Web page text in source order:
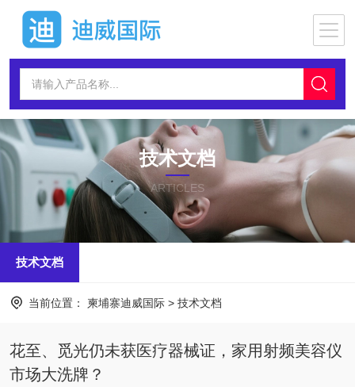
技术文档
ARTICLES
技术文档
当前位置： 柬埔寨迪威国际 > 技术文档
花至、觅光仍未获医疗器械证，家用射频美容仪
市场大洗牌？